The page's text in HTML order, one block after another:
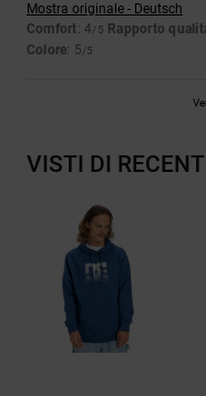
Mostra originale - Deutsch
Comfort: 4/5 Rapporto
Colore: 5/5
VISTI DI